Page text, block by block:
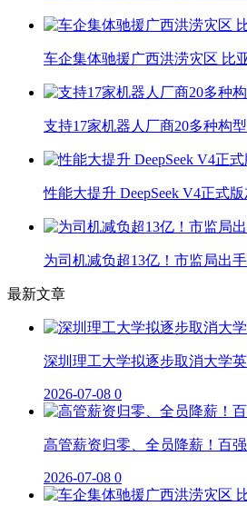
车企集体驰援广西洪涝灾区 比
支持17家机器人厂商20多种构
性能大提升 DeepSeek V4正式
为司机减负超13亿！市监局出
最新文章
深圳理工大学拟逐步取消大学
2026-07-08 0
高管薪资归零、全员降薪！百
2026-07-08 0